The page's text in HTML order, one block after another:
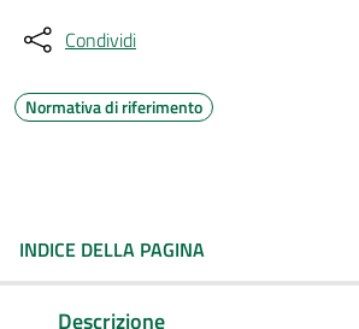
Condividi
Normativa di riferimento
INDICE DELLA PAGINA
Descrizione